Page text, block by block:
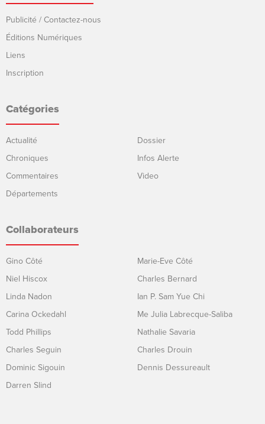
Publicité / Contactez-nous
Éditions Numériques
Liens
Inscription
Catégories
Actualité
Chroniques
Commentaires
Départements
Dossier
Infos Alerte
Video
Collaborateurs
Gino Côté
Niel Hiscox
Linda Nadon
Carina Ockedahl
Todd Phillips
Charles Seguin
Dominic Sigouin
Darren Slind
Marie-Eve Côté
Charles Bernard
Ian P. Sam Yue Chi
Me Julia Labrecque-Saliba
Nathalie Savaria
Charles Drouin
Dennis Dessureault